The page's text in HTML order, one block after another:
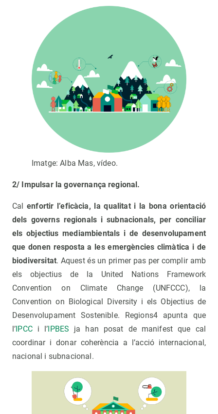
Imatge: Alba Mas, vídeo.
2/ Impulsar la governança regional.
Cal
enfortir l’eficàcia, la qualitat i la bona orientació
dels governs regionals i subnacionals, per conciliar
els objectius mediambientals i de desenvolupament
que donen resposta a les emergències climàtica i de
biodiversitat. Aquest és un primer pas per complir amb
els objectius de la United Nations Framework
Convention on Climate Change (UNFCCC), la
Convention on Biological Diversity i els Objectius de
Desenvolupament Sostenible. Regions4 apunta que
l’ IPCCi l’ IPBES ja han posat de manifest que cal
coordinar i donar coherència a l’acció internacional,
nacional i subnacional.